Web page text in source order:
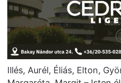
Illés, Aurél, Éliás, Elton,